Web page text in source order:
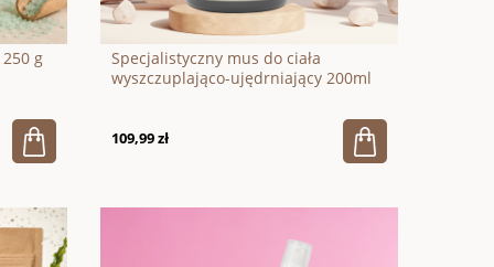
g
Specjalistyczny mus do ciała
wyszczuplająco-ujędrniający 200ml
109,99 zł